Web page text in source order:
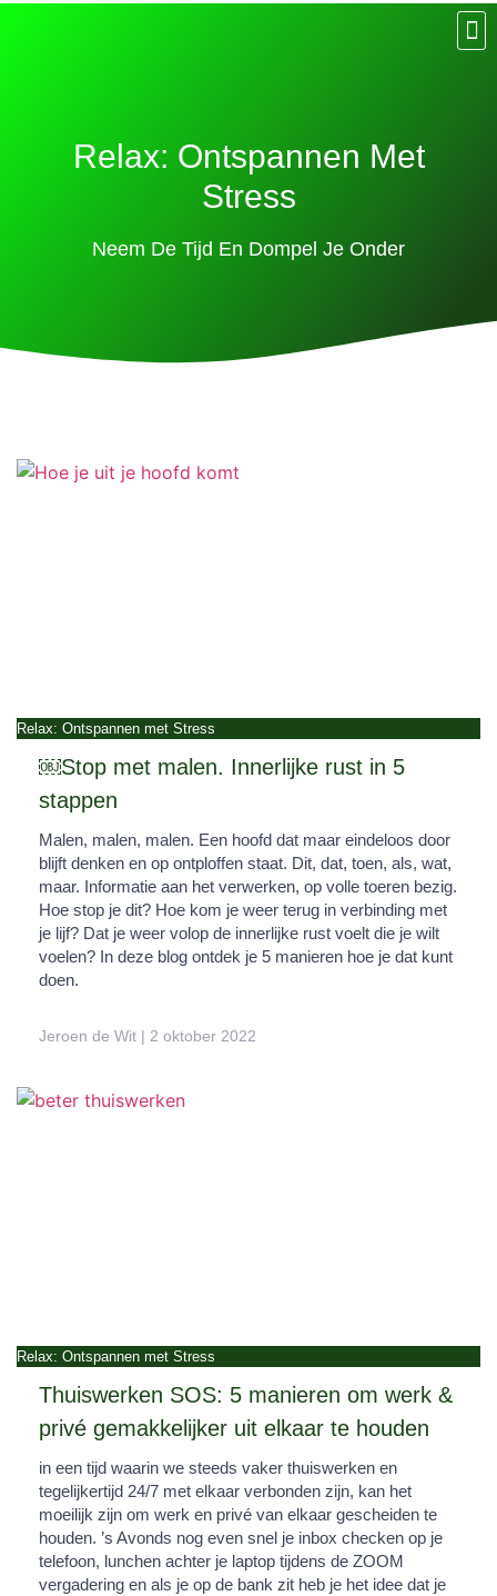
Relax: Ontspannen Met
Stress
Neem De Tijd En Dompel Je Onder
Relax: Ontspannen met Stress
￼Stop met malen. Innerlijke rust in 5
stappen
Malen, malen, malen. Een hoofd dat maar eindeloos door
blijft denken en op ontploffen staat. Dit, dat, toen, als, wat,
maar. Informatie aan het verwerken, op volle toeren bezig.
Hoe stop je dit? Hoe kom je weer terug in verbinding met
je lijf? Dat je weer volop de innerlijke rust voelt die je wilt
voelen? In deze blog ontdek je 5 manieren hoe je dat kunt
doen.
Jeroen de Wit 2 oktober 2022
Relax: Ontspannen met Stress
Thuiswerken SOS: 5 manieren om werk &
privé gemakkelijker uit elkaar te houden
in een tijd waarin we steeds vaker thuiswerken en
tegelijkertijd 24/7 met elkaar verbonden zijn, kan het
moeilijk zijn om werk en privé van elkaar gescheiden te
houden. ’s Avonds nog even snel je inbox checken op je
telefoon, lunchen achter je laptop tijdens de ZOOM
vergadering en als je op de bank zit heb je het idee dat je